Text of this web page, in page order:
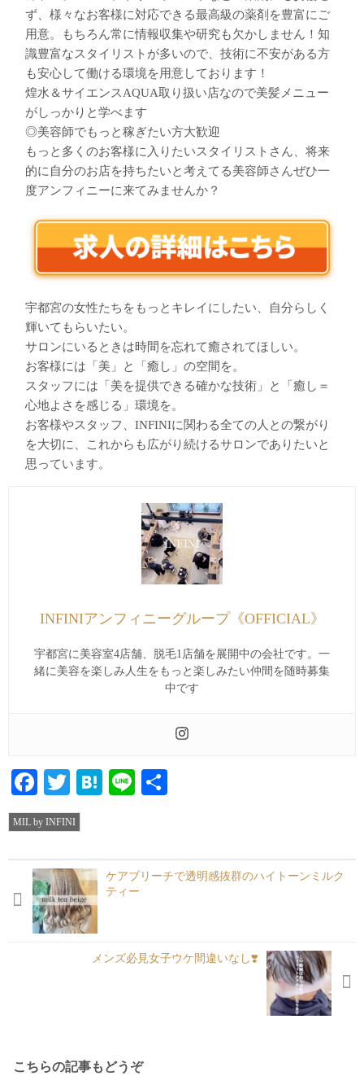
ず、様々なお客様に対応できる最高級の薬剤を豊富にご
用意。もちろん常に情報収集や研究も欠かしません！知
識豊富なスタイリストが多いので、技術に不安がある方
も安心して働ける環境を用意しております！
煌水＆サイエンスAQUA取り扱い店なので美髪メニュー
がしっかりと学べます
◎美容師でもっと稼ぎたい方大歓迎
もっと多くのお客様に入りたいスタイリストさん、将来
的に自分のお店を持ちたいと考えてる美容師さんぜひ一
度アンフィニーに来てみませんか？
宇都宮の女性たちをもっとキレイにしたい、自分らしく
輝いてもらいたい。
サロンにいるときは時間を忘れて癒されてほしい。
お客様には「美」と「癒し」の空間を。
スタッフには「美を提供できる確かな技術」と「癒し＝
心地よさを感じる」環境を。
お客様やスタッフ、INFINIに関わる全ての人との繋がり
を大切に、これからも広がり続けるサロンでありたいと
思っています。
INFINIアンフィニーグループ《OFFICIAL》
宇都宮に美容室4店舗、脱毛1店舗を展開中の会社です。一
緒に美容を楽しみ人生をもっと楽しみたい仲間を随時募集
中です
Facebook
TwitterHatena
Line
MIL by INFINI
ケアブリーチで透明感抜群のハイトーンミルク
ティー
メンズ必見女子ウケ間違いなし❣️
こちらの記事もどうぞ